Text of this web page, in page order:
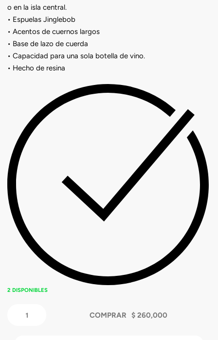
o en la isla central.
• Espuelas Jinglebob
• Acentos de cuernos largos
• Base de lazo de cuerda
• Capacidad para una sola botella de vino.
• Hecho de resina
2 DISPONIBLES
COMPRAR